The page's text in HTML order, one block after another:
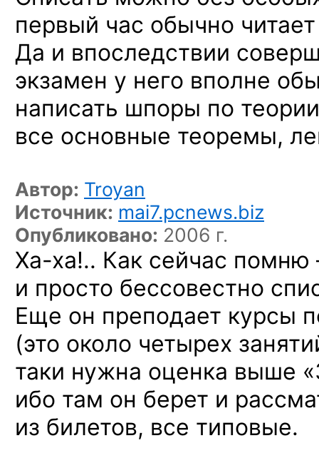
первый час обычно читает
Да и впоследствии
экзамен у него вполне
написать шпоры по
все основные теоремы,
Автор: Troyan
Источник: mai7.pcnews.biz
Опубликовано: 2006 г.
Ха-ха!.. Как сейчас
и просто бессовестно
Еще он преподает курсы
(это около четырех
таки нужна оценка выше
ибо там он берет и
из билетов, все типовые.